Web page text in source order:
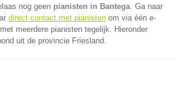
nog geen pianisten in Bantega. Ga naar
direct contact met pianisten om via één e-
meerdere pianisten tegelijk. Hieronder
uit de provincie Friesland.